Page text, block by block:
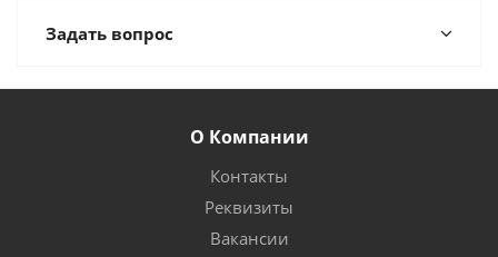
Задать вопрос
О Компании
Контакты
Реквизиты
Вакансии